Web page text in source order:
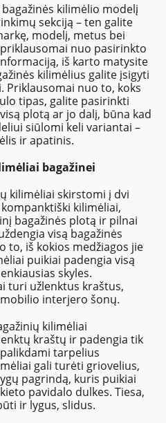
kilimėlio modelį
sekciją – ten galite
modelį, metus bei
nuo pasirinkto
iš karto matysite
kilimėlius galite įsigyti
nuo to, koks
tipas, galite pasirinkti
plotą ar jo dalį, būna kad
siūlomi keli variantai –
ir apatinis.
bagažinei
kilimėliai skirstomi į dvi
kilimėliai,
bagažinės plotą ir pilnai
visą bagažinės
to, iš kokios medžiagos jie
puikiai padengia visą
skyles.
turi užlenktus kraštus,
interjero šonų.
kilimėliai
kraštų ir padengia tik
tarpelius
gali turėti griovelius,
pagrindą, kuris puikiai
pavidalo dulkes. Tiesa,
ir lygus, slidus.